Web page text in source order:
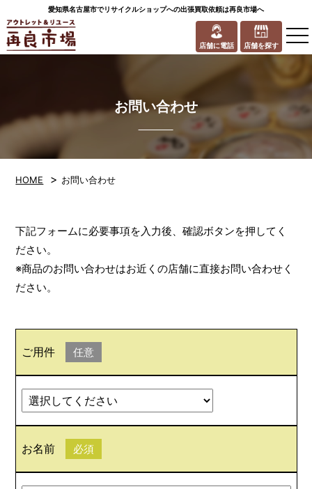
愛知県名古屋市でリサイクルショップへの出張買取依頼は再良市場へ
店舗に電話 店舗を探す
お問い合わせ
HOME > お問い合わせ
下記フォームに必要事項を入力後、確認ボタンを押してく
ださい。
※商品のお問い合わせはお近くの店舗に直接お問い合わせく
ださい。
ご用件 任意
お名前 必須